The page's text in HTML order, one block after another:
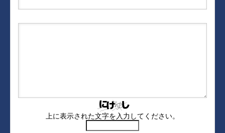
上に表示された文字を入力してください。